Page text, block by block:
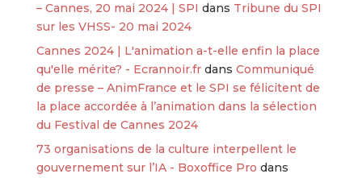
– Cannes, 20 mai 2024 | SPI dans Tribune du SPI
sur les VHSS- 20 mai 2024
Cannes 2024 | L'animation a-t-elle enfin la place
qu'elle mérite? - Ecrannoir.frdans Communiqué
de presse – AnimFrance et le SPI se félicitent de
la place accordée à l’animation dans la sélection
du Festival de Cannes 2024
73 organisations de la culture interpellent le
gouvernement sur l’IA - Boxoffice Pro dans